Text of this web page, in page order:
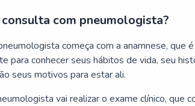
consulta com pneumologista?
começa com a anamnese, que
para conhecer seus hábitos de vida, seu
seus motivos para estar ali.
vai realizar o exame clínico, que